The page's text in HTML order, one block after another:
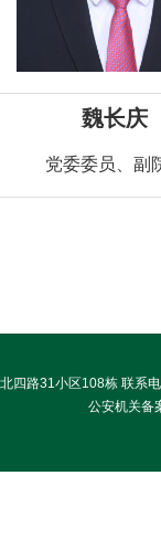
魏长庆
党委委员、副
四路31小区108栋 联系
公安机关备